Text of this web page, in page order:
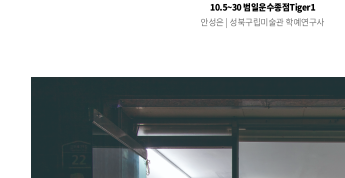
10.5~30 범일운수종점Tiger1
안성은 | 성북구립미술관 학예연구사